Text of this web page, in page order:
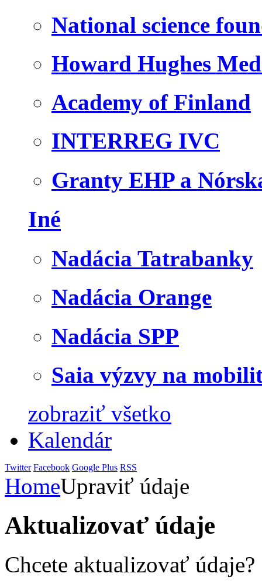
National science
Howard Hughes
Academy of Finland
INTERREG IVC
Granty EHP a
Iné
Nadácia Tatrabanky
Nadácia Orange
Nadácia SPP
Saia výzvy na
zobraziť všetko
Kalendár
Twitter Facebook Google Plus RSS
HomeUpraviť údaje
Aktualizovať údaje
Chcete aktualizovať údaje?